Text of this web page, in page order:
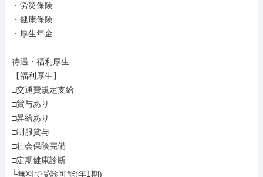
・労災保険
・健康保険
・厚生年金
待遇・福利厚生
【福利厚生】
□交通費規定支給
□賞与あり
□昇給あり
□制服貸与
□社会保険完備
□定期健康診断
└無料で受診可能(年1期)